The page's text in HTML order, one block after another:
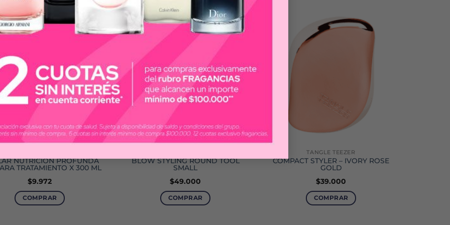
NUTRICIÓN PROFUNDA
TRATAMIENTO X 300 ML
$9.972
COMPRAR
BLOW STYLING ROUND TOOL
SMALL
$49.000
COMPRAR
TANGLE TEEZER
COMPACT STYLER – IVORY ROSE
GOLD
$39.000
COMPRAR